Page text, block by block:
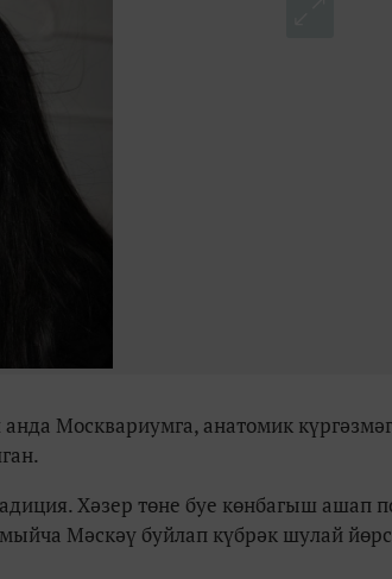
Москвариумга, анатомик
Хәзер төне буе көнбагыш ашап
Мәскәү буйлап күбрәк шулай